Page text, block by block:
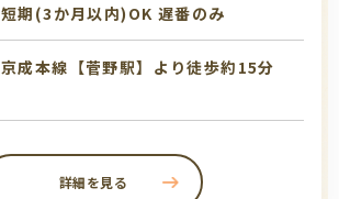
短期(3か月以内)OK 遅番のみ
京成本線【菅野駅】より徒歩約15分
詳細を見る